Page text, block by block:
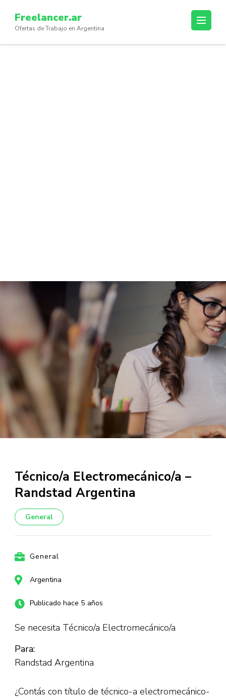
content
(Press
Freelancer.ar
Ofertas de Trabajo en Argentina
Técnico/a Electromecánico/a –
Randstad Argentina
General
General
Argentina
Publicado hace 5 años
Se necesita Técnico/a Electromecánico/a
Para:
Randstad Argentina
¿Contás con título de técnico-a electromecánico-